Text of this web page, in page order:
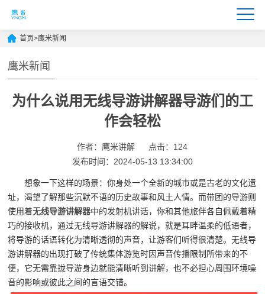
首页>鹰米新闻
鹰米新闻
为什么说用无线导游讲解器导游们的工
作会轻松
作者：鹰米讲解
点击：124
发布时间：2024-05-13 13:34:00
想象一下这样的场景：你身处一个全新的城市或是古老的文化遗
址，渴望了解那些沉默不语的历史故事和风土人情。而带团的导游则
使用着无线导游讲解器中的发射机讲话，你和其他旅伴各自佩戴着精
巧的接收机，通过无线导游讲解器的解说，就是耳畔温柔的低语者，
将导游的话语转化为清晰透彻的声音，让游客们听得很清楚。无线导
游讲解器的出现打破了传统集体游览时因声音传播限制所带来的不
便，它无需靠拢导游身边就能清晰听到讲解，也不必担心周围环境噪
音的影响或彼此之间的言语交错。